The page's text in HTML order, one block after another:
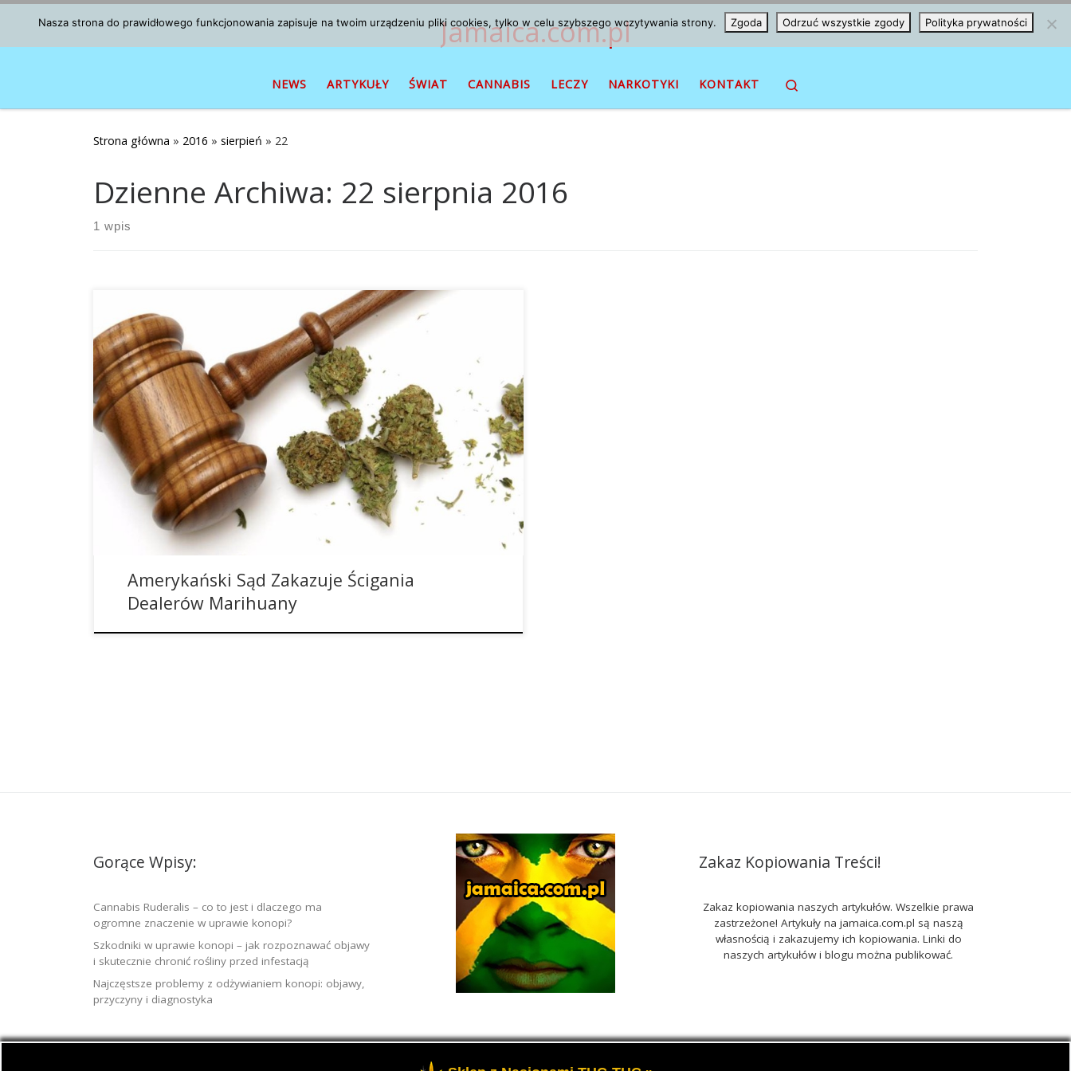
Przejdź do treści Jamaica.com.pl
NEWS ARTYKUŁY ŚWIAT CANNABIS LECZY NARKOTYKI KONTAKT
Strona główna » 2016 » sierpień » 22
Dzienne Archiwa: 22 sierpnia 2016
1 wpis
Sąd apelacyjny właśnie wydał orzeczenie, że Amerykański Departament
Sprawiedliwości nie ma prawa do ścigania dostawców oraz konsumentów
medycznej marihuany za to, że złamali oni prawo federalne dotyczące konopi
indyjskich, jeśli te osoby zamieszkują stany, w których zalegalizowano
marihuanę do celów medycznych. Departament Sprawiedliwości może
natomiast ścigać te osoby, które jego […]
Amerykański Sąd Zakazuje Ścigania
Dealerów Marihuany
Gorące Wpisy:
Cannabis Ruderalis – co to jest i dlaczego ma
ogromne znaczenie w uprawie konopi?
Szkodniki w uprawie konopi – jak rozpoznawać objawy
i skutecznie chronić rośliny przed infestacją
Najczęstsze problemy z odżywianiem konopi: objawy,
przyczyny i diagnostyka
Zakaz Kopiowania Treści!
Zakaz kopiowania naszych artykułów. Wszelkie prawa
zastrzeżone! Artykuły na jamaica.com.pl są naszą
własnością i zakazujemy ich kopiowania. Linki do
naszych artykułów i blogu można publikować.
Nasza strona do prawidłowego funkcjonowania zapisuje na twoim urządzeniu pliki cookies, tylko w celu szybszego wczytywania strony. Zgoda Odrzuć wszystkie zgody Polityka prywatności